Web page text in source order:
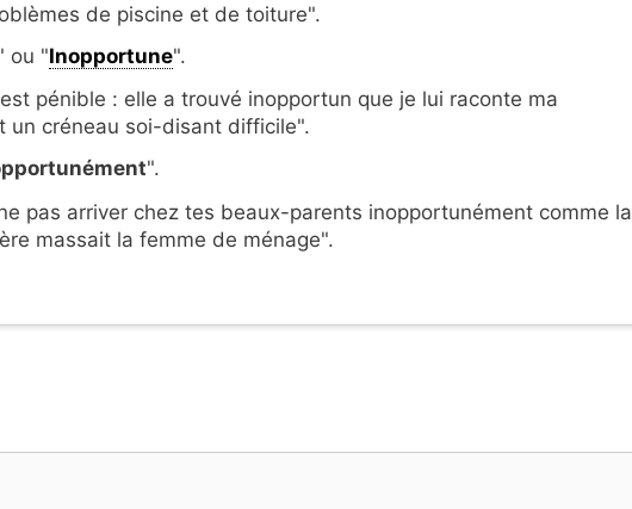
de piscine et de toiture".
ou "Inopportune".
pénible : elle a trouvé inopportun que je lui raconte ma
un créneau soi-disant difficile".
".
pas arriver chez tes beaux-parents inopportunément comme la
massait la femme de ménage".